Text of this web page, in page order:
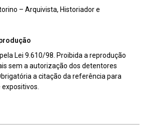
– Arquivista, Historiador e
Lei 9.610/98. Proibida a reprodução
sem a autorização dos detentores
a citação da referência para